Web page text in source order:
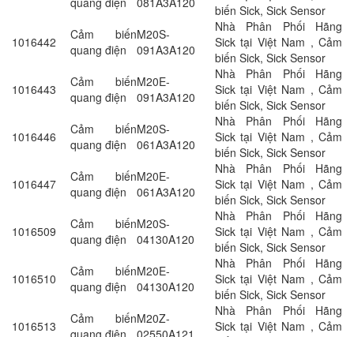
biến Sick, Sick Sensor
1016442
Cảm biến
quang điện
M20S-
091A3A120
Nhà Phân Phối Hãng
Sick tại Việt Nam , Cảm
biến Sick, Sick Sensor
1016443
Cảm biến
quang điện
M20E-
091A3A120
Nhà Phân Phối Hãng
Sick tại Việt Nam , Cảm
biến Sick, Sick Sensor
1016446
Cảm biến
quang điện
M20S-
061A3A120
Nhà Phân Phối Hãng
Sick tại Việt Nam , Cảm
biến Sick, Sick Sensor
1016447
Cảm biến
quang điện
M20E-
061A3A120
Nhà Phân Phối Hãng
Sick tại Việt Nam , Cảm
biến Sick, Sick Sensor
1016509
Cảm biến
quang điện
M20S-
04130A120
Nhà Phân Phối Hãng
Sick tại Việt Nam , Cảm
biến Sick, Sick Sensor
1016510
Cảm biến
quang điện
M20E-
04130A120
Nhà Phân Phối Hãng
Sick tại Việt Nam , Cảm
biến Sick, Sick Sensor
1016513
Cảm biến
quang điện
M20Z-
02550A121
Nhà Phân Phối Hãng
Sick tại Việt Nam , Cảm